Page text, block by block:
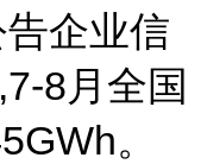
企业信
8月全国
。